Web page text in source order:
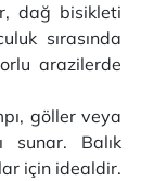
dağ bisikleti
sırasında
arazilerde
göller veya
sunar. Balık
için idealdir.